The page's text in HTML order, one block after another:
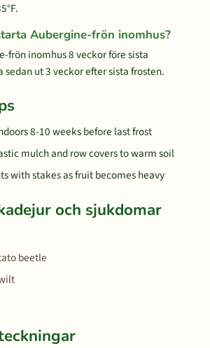
Aubergine-frön inomhus?
frön inomhus 8 veckor före sista
sedan ut 3 veckor efter sista frosten.
8-10 weeks before last frost
mulch and row covers to warm soil
with stakes as fruit becomes heavy
och sjukdomar
beetle